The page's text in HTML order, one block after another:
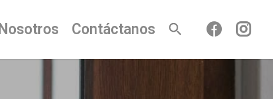
Nosotros Contáctanos